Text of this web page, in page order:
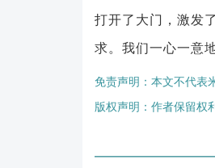
打开了大门，激发
求。我们一心一意
免责声明：本文不代表
版权声明：作者保留权